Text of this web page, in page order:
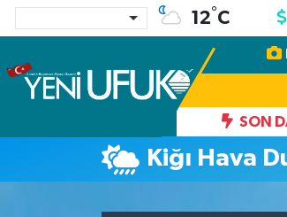
12°C
SON
Kiğı Hava
Nöbetçi Eczaneler
Namaz Vakitleri